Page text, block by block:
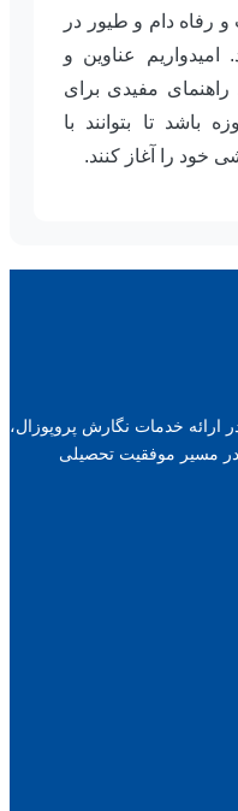
و رفاه دام و طیور در
امیدواریم عناوین و
راهنمای مفیدی برای
باشد تا بتوانند با
خود را آغاز کنند.
ارائه خدمات نگارش پروپوزال،
در مسیر موفقیت تحصیلی